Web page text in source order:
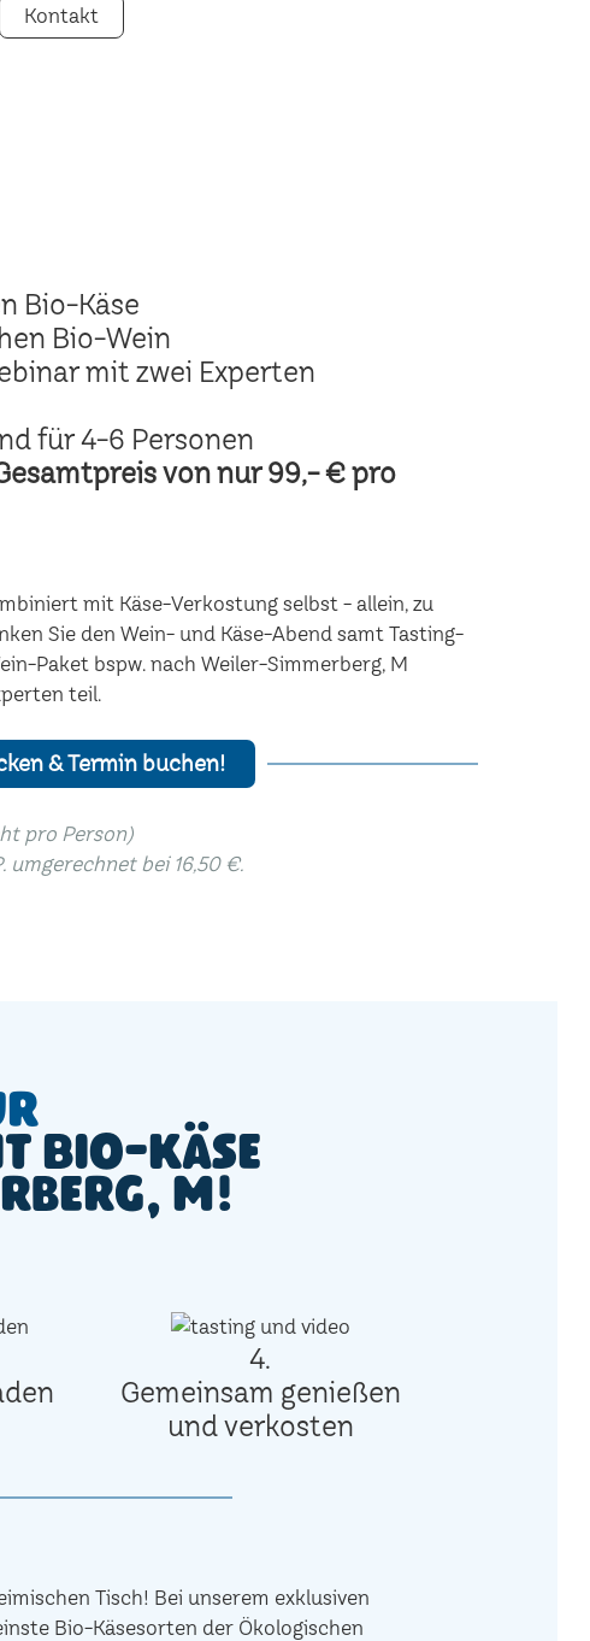
Kontakt
Bio-Käse
Bio-Wein
mit zwei Experten
für 4-6 Personen
von nur 99,- € pro
mit Käse-Verkostung selbst - allein, zu
Sie den Wein- und Käse-Abend samt Tasting-
Paket bspw. nach Weiler-Simmerberg, M
teil.
& Termin buchen!
pro Person)
umgerechnet bei 16,50 €.
Bio-Käse
M!
4.
Gemeinsam genießen
und verkosten
Tisch! Bei unserem exklusiven
Bio-Käsesorten der Ökologischen